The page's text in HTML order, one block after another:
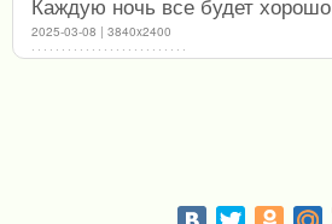
2025-03-08 | 3840x2400